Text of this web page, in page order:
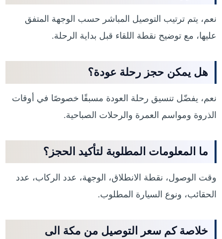
نعم، يتم ترتيب التوصيل المباشر حسب الوجهة المتفق
عليها، مع توضيح نقطة اللقاء قبل بداية الرحلة.
هل يمكن حجز رحلة عودة؟
نعم، يفضّل تنسيق رحلة العودة مسبقًا خصوصًا في أوقات
الذروة ومواسم العمرة والرحلات الصباحية.
ما المعلومات المطلوبة لتأكيد الحجز؟
وقت الوصول، نقطة الانطلاق، الوجهة، عدد الركاب، عدد
الحقائب، ونوع السيارة المطلوب.
خلاصة كم سعر التوصيل من مكة الى